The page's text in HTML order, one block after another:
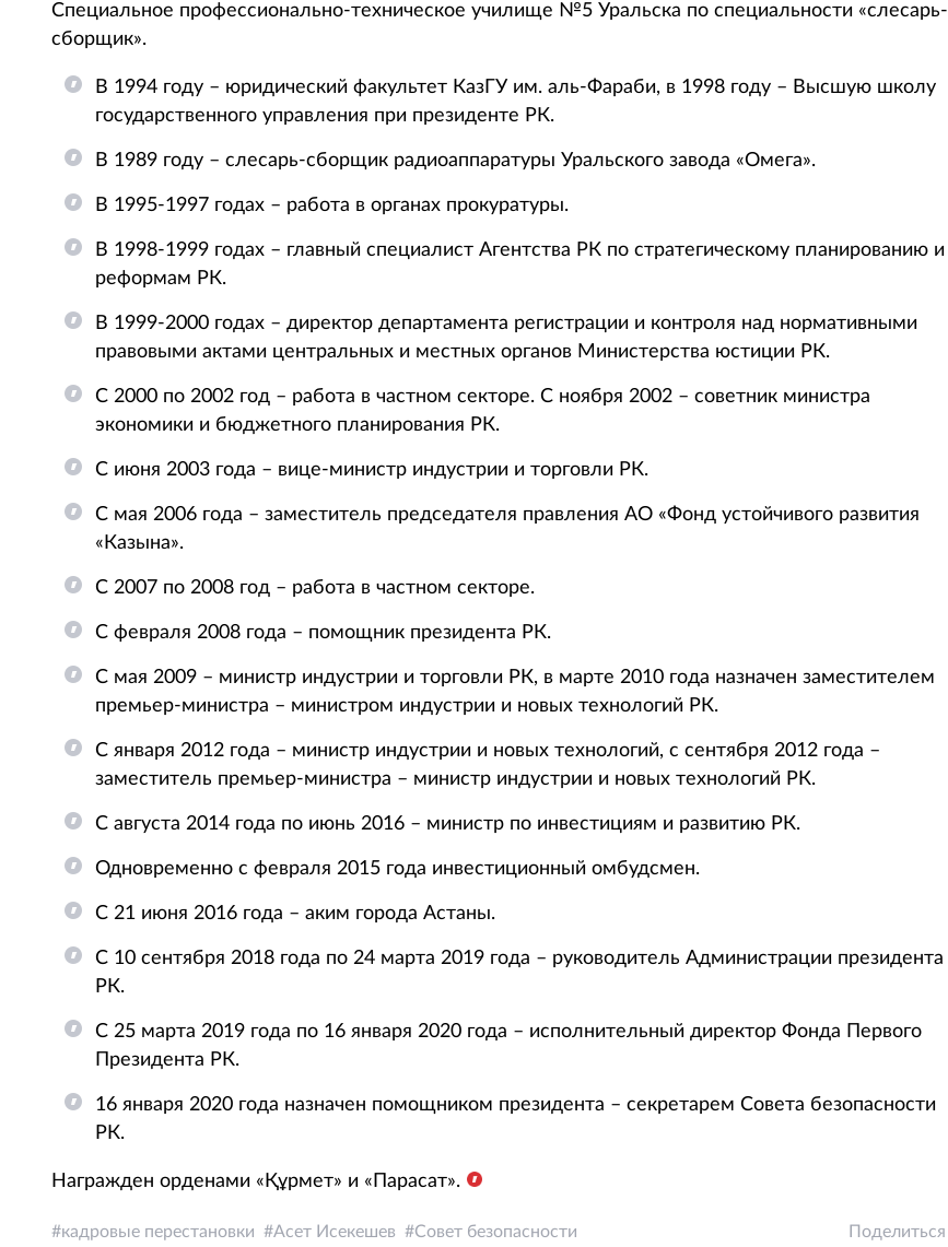
Специальное профессионально-техническое училище №5 Уральска по специальности «слесарь-
сборщик».
В 1994 году – юридический факультет КазГУ им. аль-Фараби, в 1998 году – Высшую школу
государственного управления при президенте РК.
В 1989 году – слесарь-сборщик радиоаппаратуры Уральского завода «Омега».
В 1995-1997 годах – работа в органах прокуратуры.
В 1998-1999 годах – главный специалист Агентства РК по стратегическому планированию и
реформам РК.
В 1999-2000 годах – директор департамента регистрации и контроля над нормативными
правовыми актами центральных и местных органов Министерства юстиции РК.
С 2000 по 2002 год – работа в частном секторе. С ноября 2002 – советник министра
экономики и бюджетного планирования РК.
С июня 2003 года – вице-министр индустрии и торговли РК.
С мая 2006 года – заместитель председателя правления АО «Фонд устойчивого развития
«Казына».
С 2007 по 2008 год – работа в частном секторе.
С февраля 2008 года – помощник президента РК.
С мая 2009 – министр индустрии и торговли РК, в марте 2010 года назначен заместителем
премьер-министра – министром индустрии и новых технологий РК.
С января 2012 года – министр индустрии и новых технологий, с сентября 2012 года –
заместитель премьер-министра – министр индустрии и новых технологий РК.
С августа 2014 года по июнь 2016 – министр по инвестициям и развитию РК.
Одновременно с февраля 2015 года инвестиционный омбудсмен.
С 21 июня 2016 года – аким города Астаны.
С 10 сентября 2018 года по 24 марта 2019 года – руководитель Администрации президента
РК.
С 25 марта 2019 года по 16 января 2020 года – исполнительный директор Фонда Первого
Президента РК.
16 января 2020 года назначен помощником президента – секретарем Совета безопасности
РК.
Награжден орденами «Құрмет» и «Парасат».
кадровые перестановки Асет Исекешев Совет безопасности Поделиться